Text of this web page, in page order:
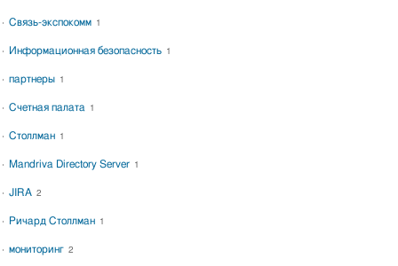
Связь-экспокомм 1
Информационная безопасность 1
партнеры 1
Счетная палата 1
Столлман 1
Mandriva Directory Server 1
JIRA 2
Ричард Столлман 1
мониторинг 2